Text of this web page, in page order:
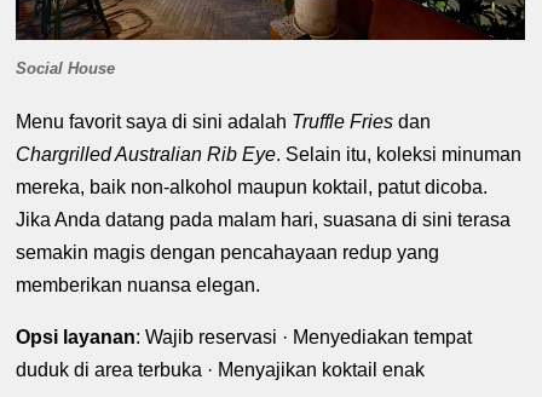
Social House
Menu favorit saya di sini adalah Truffle Fries dan
Chargrilled Australian Rib Eye. Selain itu, koleksi minuman
mereka, baik non-alkohol maupun koktail, patut dicoba.
Jika Anda datang pada malam hari, suasana di sini terasa
semakin magis dengan pencahayaan redup yang
memberikan nuansa elegan.
Opsi layanan: Wajib reservasi · Menyediakan tempat
duduk di area terbuka · Menyajikan koktail enak